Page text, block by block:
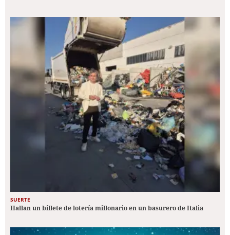
SUERTE
Hallan un billete de lotería millonario en un basurero de Italia